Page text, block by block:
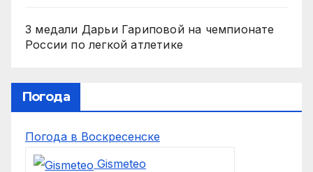
3 медали Дарьи Гариповой на чемпионате
России по легкой атлетике
Погода
Погода в Воскресенске
Gismeteo